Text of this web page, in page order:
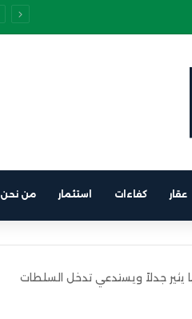
عقار كفاءات استثمار من نحن
يثير جدلاً ويستدعي تدخل السلطات